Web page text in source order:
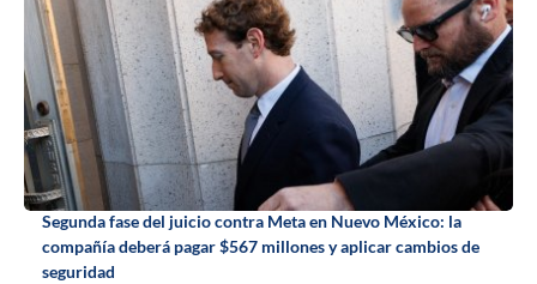
Segunda fase del juicio contra Meta en Nuevo México: la
compañía deberá pagar $567 millones y aplicar cambios de
seguridad